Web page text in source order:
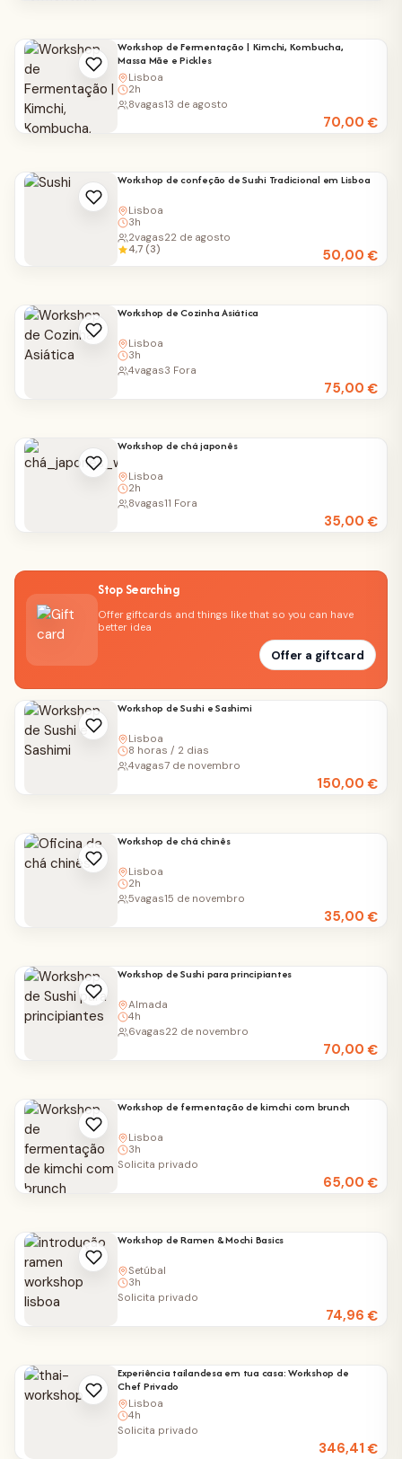
Workshop de Fermentação | Kimchi, Kombucha,
Massa Mãe e Pickles
Lisboa
2h
70,00€
8vagas13 de agosto
Workshop de confeção de Sushi Tradicional em Lisboa
Lisboa
3h
50,00€
2vagas22 de agosto
4,7 (3)
Workshop de Cozinha Asiática
Lisboa
3h
75,00€
4vagas3 Fora
Workshop de chá japonês
Lisboa
2h
35,00€
8vagas11 Fora
Stop Searching
Offer giftcards and things like that so you can have
better idea
Offer a giftcard
Workshop de Sushi e Sashimi
Lisboa
8 horas / 2 dias
150,00€
4vagas7 de novembro
Workshop de chá chinês
Lisboa
2h
35,00€
5vagas15 de novembro
Workshop de Sushi para principiantes
Almada
4h
70,00€
6vagas22 de novembro
Workshop de fermentação de kimchi com brunch
Lisboa
3h
65,00€
Solicita privado
Workshop de Ramen & Mochi Basics
Setúbal
3h
74,96€
Solicita privado
Experiência tailandesa em tua casa: Workshop de
Chef Privado
Lisboa
4h
346,41€
Solicita privado